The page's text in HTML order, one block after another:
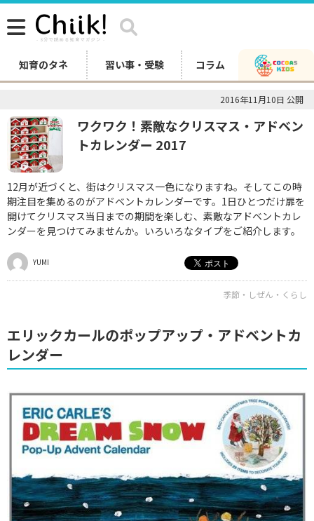
知育のタネ 習い事・受験 コラム
2016年11月10日 公開
ワクワク！素敵なクリスマス・アドベン
トカレンダー 2017
12月が近づくと、街はクリスマス一色になりますね。そしてこの時
期注目を集めるのがアドベントカレンダーです。1日ひとつだけ扉を
開けてクリスマス当日までの期間を楽しむ、素敵なアドベントカレ
ンダーを見つけてみませんか。いろいろなタイプをご紹介します。
YUMI
季節・しぜん・くらし
エリックカールのポップアップ・アドベントカ
レンダー